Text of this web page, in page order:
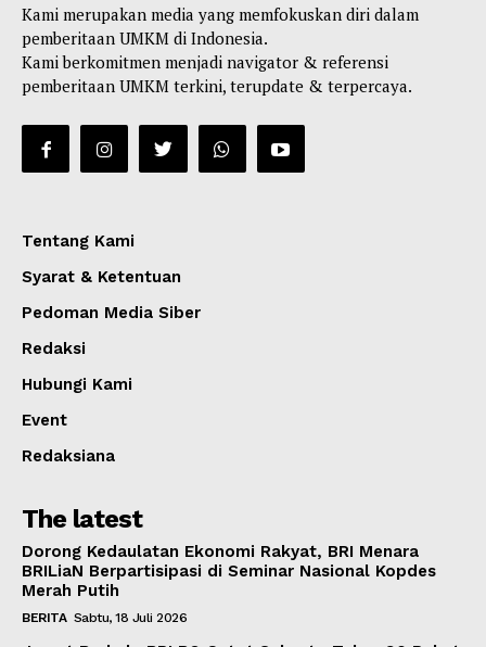
Kami merupakan media yang memfokuskan diri dalam
pemberitaan UMKM di Indonesia.
Kami berkomitmen menjadi navigator & referensi
pemberitaan UMKM terkini, terupdate & terpercaya.
Tentang Kami
Syarat & Ketentuan
Pedoman Media Siber
Redaksi
Hubungi Kami
Event
Redaksiana
The latest
Dorong Kedaulatan Ekonomi Rakyat, BRI Menara
BRILiaN Berpartisipasi di Seminar Nasional Kopdes
Merah Putih
BERITA Sabtu, 18 Juli 2026